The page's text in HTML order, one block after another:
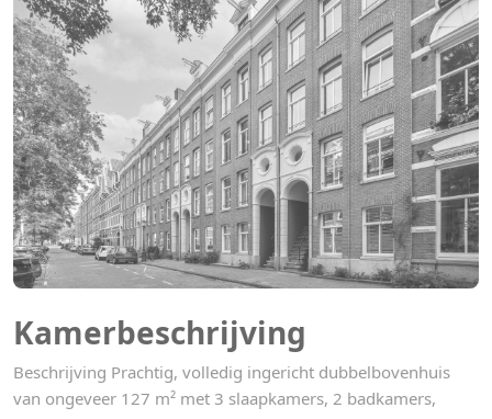
Kamerbeschrijving
Beschrijving Prachtig, volledig ingericht dubbelbovenhuis
van ongeveer 127 m² met 3 slaapkamers, 2 badkamers,